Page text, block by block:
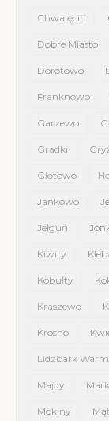
Chwalęcin
Dobre Miasto
Dorotowo
Franknowo
Garzewo
Gradki
Głotowo
Jankowo
Jełguń
Kiwity
Kobułty
Kraszewo
Krosno
Lidzbark
Majdy
Mokiny